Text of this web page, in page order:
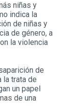
niñas y
indica la
de niñas y
de género, a
la violencia
de
la trata de
un papel
de una